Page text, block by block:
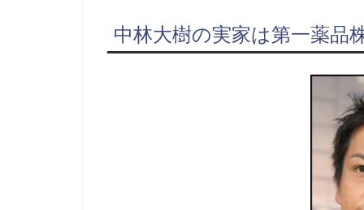
中林大樹の実家は第一薬品